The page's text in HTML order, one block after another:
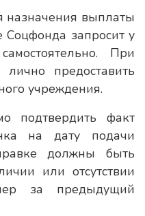
назначения выплаты
Соцфонда запросит у
При
предоставить
учреждения.
подтвердить факт
на дату подачи
должны быть
или отсутствии
за предыдущий